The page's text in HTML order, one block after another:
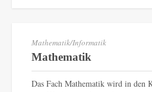
Mathematik/Informatik
Mathematik
Das Fach Mathematik wird in den